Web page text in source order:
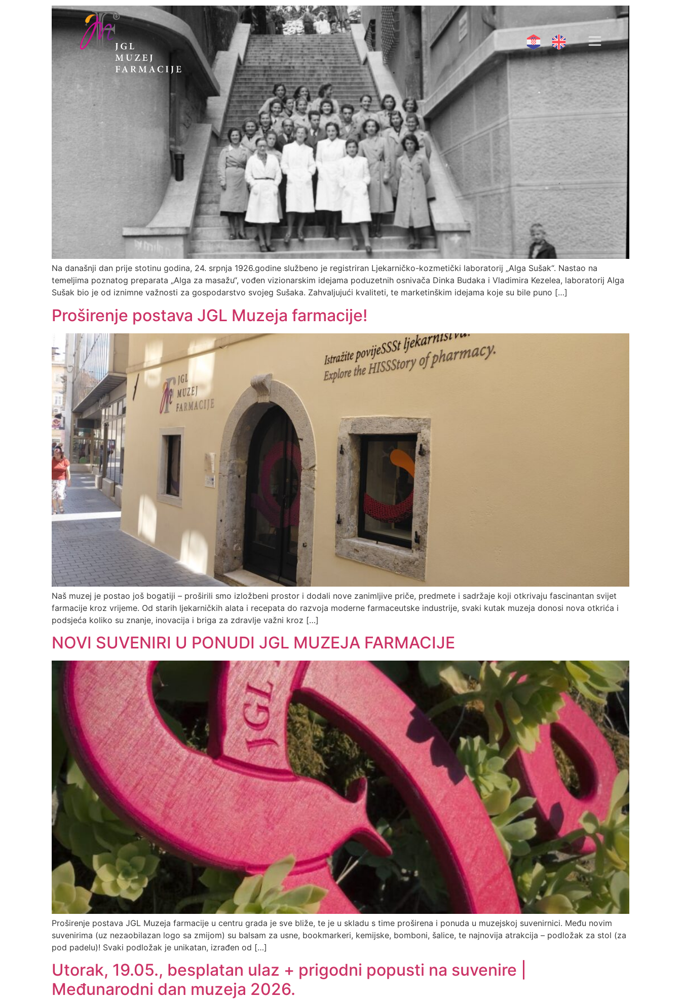
Na današnji dan prije stotinu godina, 24. srpnja 1926.godine službeno je registriran Ljekarničko-kozmetički laboratorij „Alga Sušak“. Nastao na
temeljima poznatog preparata „Alga za masažu“, vođen vizionarskim idejama poduzetnih osnivača Dinka Budaka i Vladimira Kezelea, laboratorij Alga
Sušak bio je od iznimne važnosti za gospodarstvo svojeg Sušaka. Zahvaljujući kvaliteti, te marketinškim idejama koje su bile puno […]
Proširenje postava JGL Muzeja farmacije!
Naš muzej je postao još bogatiji – proširili smo izložbeni prostor i dodali nove zanimljive priče, predmete i sadržaje koji otkrivaju fascinantan svijet
farmacije kroz vrijeme. Od starih ljekarničkih alata i recepata do razvoja moderne farmaceutske industrije, svaki kutak muzeja donosi nova otkrića i
podsjeća koliko su znanje, inovacija i briga za zdravlje važni kroz […]
NOVI SUVENIRI U PONUDI JGL MUZEJA FARMACIJE
Proširenje postava JGL Muzeja farmacije u centru grada je sve bliže, te je u skladu s time proširena i ponuda u muzejskoj suvenirnici. Među novim
suvenirima (uz nezaobilazan logo sa zmijom) su balsam za usne, bookmarkeri, kemijske, bomboni, šalice, te najnovija atrakcija – podložak za stol (za
pod padelu)! Svaki podložak je unikatan, izrađen od […]
Utorak, 19.05., besplatan ulaz + prigodni popusti na suvenire |
Međunarodni dan muzeja 2026.